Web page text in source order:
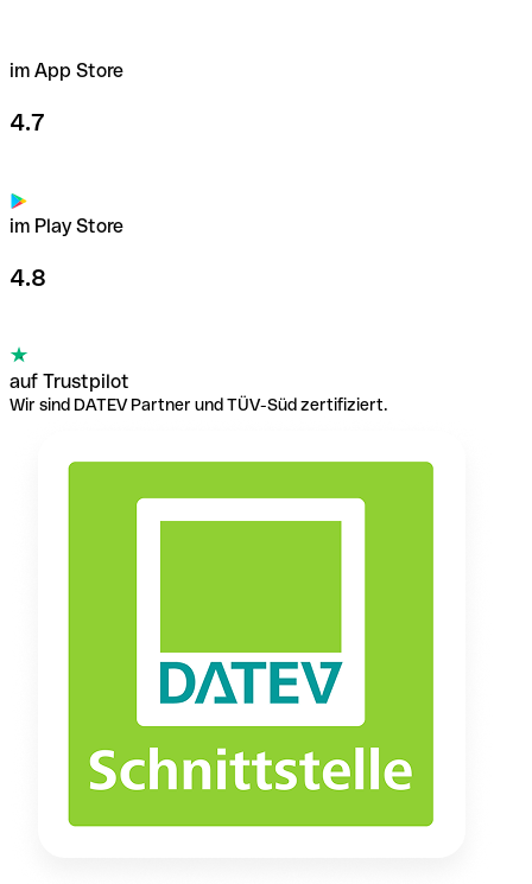
im App Store
4.7
im Play Store
4.8
auf Trustpilot
Wir sind DATEV Partner und TÜV-Süd zertifiziert.